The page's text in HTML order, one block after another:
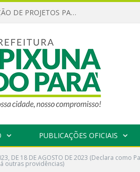
CHAMAMENTO PÚBLICO Nº 01/2026 – SELEÇÃO DE PROJETOS PARA FIRMAR TERMO DE EXECUÇÃO CULTURAL COM RECURSOS DA POLÍTICA NACIONAL ALDIR BLANC DE FOMENTO À CULTURA – PNAB (LEI Nº 14.399/2022)
PUBLICAÇÕES OFICIAIS
DE 18 DE AGOSTO DE 2023 (Declara
outras providências)